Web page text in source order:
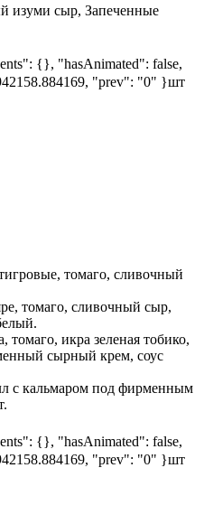
изуми сыр, Запеченные
{}, "hasAnimated": false,
"prev": "0" }шт
томаго, сливочный
томаго, сливочный сыр,
томаго, икра зеленая тобико,
сырный крем, соус
с кальмаром под фирменным
{}, "hasAnimated": false,
"prev": "0" }шт